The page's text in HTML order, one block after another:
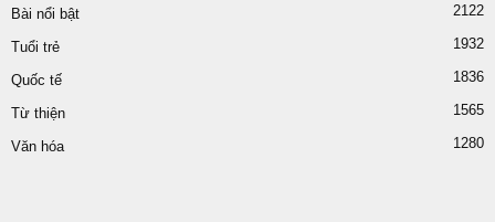
Bài nổi bật 2122
Tuổi trẻ 1932
Quốc tế 1836
Từ thiện 1565
Văn hóa 1280